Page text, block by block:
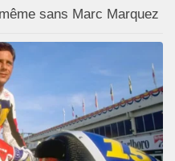
sans Marc Marquez